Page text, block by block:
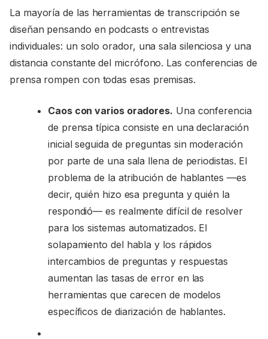
La mayoría de las herramientas de transcripción se
diseñan pensando en podcasts o entrevistas
individuales: un solo orador, una sala silenciosa y una
distancia constante del micrófono. Las conferencias de
prensa rompen con todas esas premisas.
Caos con varios oradores. Una conferencia
de prensa típica consiste en una declaración
inicial seguida de preguntas sin moderación
por parte de una sala llena de periodistas. El
problema de la atribución de hablantes —es
decir, quién hizo esa pregunta y quién la
respondió— es realmente difícil de resolver
para los sistemas automatizados. El
solapamiento del habla y los rápidos
intercambios de preguntas y respuestas
aumentan las tasas de error en las
herramientas que carecen de modelos
específicos de diarización de hablantes.